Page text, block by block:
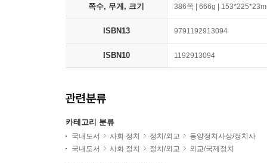
쪽수, 무게, 크기 386쪽 | 666g |
ISBN13 9791192913094
ISBN10 1192913094
관련분류
카테고리 분류
국내도서 사회 정치 정치/외교
동양정치사상/정치사
국내도서
사회 정치 정치/외교 외교/국제정치